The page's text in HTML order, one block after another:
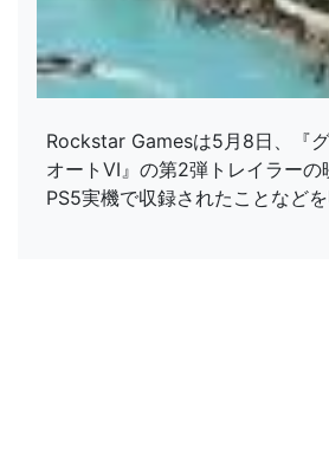
Rockstar Gamesは5月8日、『
オートVI』の第2弾トレイラーの
PS5実機で収録されたことなどを